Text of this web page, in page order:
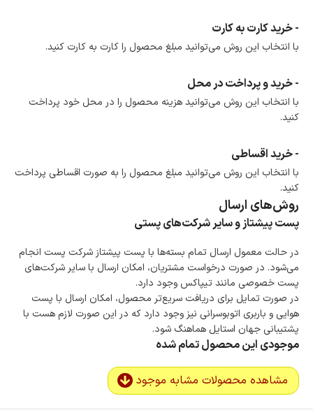
است.
ضمانت اصالت کالا
گارانتی معتبر برای تمامی محصولات ارائه می‌شود.
- خرید کارت به کارت
با انتخاب این روش می‌توانید مبلغ محصول را کارت به کارت کنید.
- خرید و پرداخت در محل
با انتخاب این روش می‌توانید هزینه محصول را در محل خود پرداخت
کنید.
- خرید اقساطی
با انتخاب این روش می‌توانید مبلغ محصول را به صورت اقساطی پرداخت
کنید.
روش‌های ارسال
پست پیشتاز و سایر شرکت‌های پستی
در حالت معمول ارسال تمام بسته‌ها با پست پیشتاز شرکت پست انجام
می‌شود. در صورت درخواست مشتریان، امکان ارسال با سایر شرکت‌های
پست خصوصی مانند تیپاکس وجود دارد.
در صورت تمایل برای دریافت سریع‌تر محصول، امکان ارسال با پست
هوایی و باربری اتوبوسرانی نیز وجود دارد که در این صورت لازم هست با
پشتیبانی جهان استایل هماهنگ شود.
موجودی این محصول تمام شده
مشاهده محصولات مشابه موجود